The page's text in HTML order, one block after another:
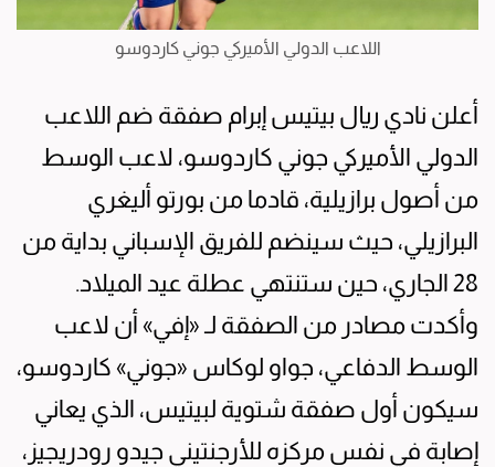
اللاعب الدولي الأميركي جوني كاردوسو
أعلن نادي ريال بيتيس إبرام صفقة ضم اللاعب
الدولي الأميركي جوني كاردوسو، لاعب الوسط
من أصول برازيلية، قادما من بورتو أليغري
البرازيلي، حيث سينضم للفريق الإسباني بداية من
28 الجاري، حين ستنتهي عطلة عيد الميلاد.
وأكدت مصادر من الصفقة لـ «إفي» أن لاعب
الوسط الدفاعي، جواو لوكاس «جوني» كاردوسو،
سيكون أول صفقة شتوية لبيتيس، الذي يعاني
إصابة في نفس مركزه للأرجنتيني جيدو رودريجيز،